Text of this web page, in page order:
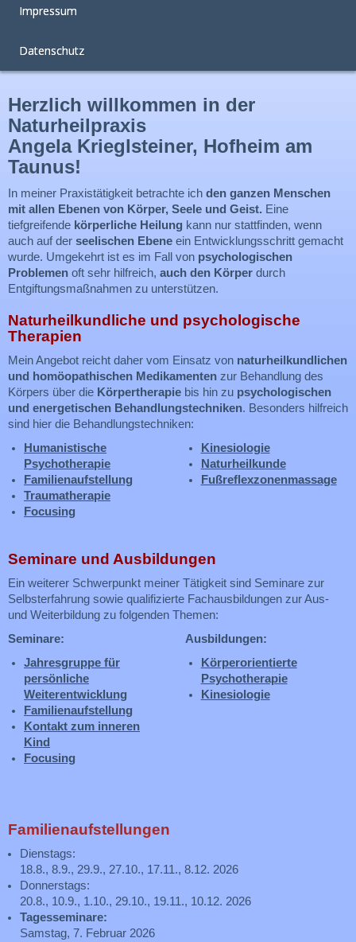
Impressum
Datenschutz
Herzlich willkommen in der
Naturheilpraxis
Angela Krieglsteiner, Hofheim am
Taunus!
In meiner Praxistätigkeit betrachte ich den ganzen Menschen
mit allen Ebenen von Körper, Seele und Geist. Eine
tiefgreifende körperliche Heilung kann nur stattfinden, wenn
auch auf der seelischen Ebene ein Entwicklungsschritt gemacht
wurde. Umgekehrt ist es im Fall von psychologischen
Problemen oft sehr hilfreich, auch den Körper durch
Entgiftungsmaßnahmen zu unterstützen.
Naturheilkundliche und psychologische
Therapien
Mein Angebot reicht daher vom Einsatz von naturheilkundlichen
und homöopathischen Medikamenten zur Behandlung des
Körpers über die Körpertherapie bis hin zu psychologischen
und energetischen Behandlungstechniken. Besonders hilfreich
sind hier die Behandlungstechniken:
Humanistische
Psychotherapie
Familienaufstellung
Traumatherapie
Focusing
Kinesiologie
Naturheilkunde
Fußreflexzonenmassage
Seminare und Ausbildungen
Ein weiterer Schwerpunkt meiner Tätigkeit sind Seminare zur
Selbsterfahrung sowie qualifizierte Fachausbildungen zur Aus-
und Weiterbildung zu folgenden Themen:
Seminare:
Jahresgruppe für
persönliche
Weiterentwicklung
Familienaufstellung
Kontakt zum inneren
Kind
Focusing
Ausbildungen:
Körperorientierte
Psychotherapie
Kinesiologie
Familienaufstellungen
Dienstags:
18.8., 8.9., 29.9., 27.10., 17.11., 8.12. 2026
Donnerstags:
20.8., 10.9., 1.10., 29.10., 19.11., 10.12. 2026
Tagesseminare:
Samstag, 7. Februar 2026